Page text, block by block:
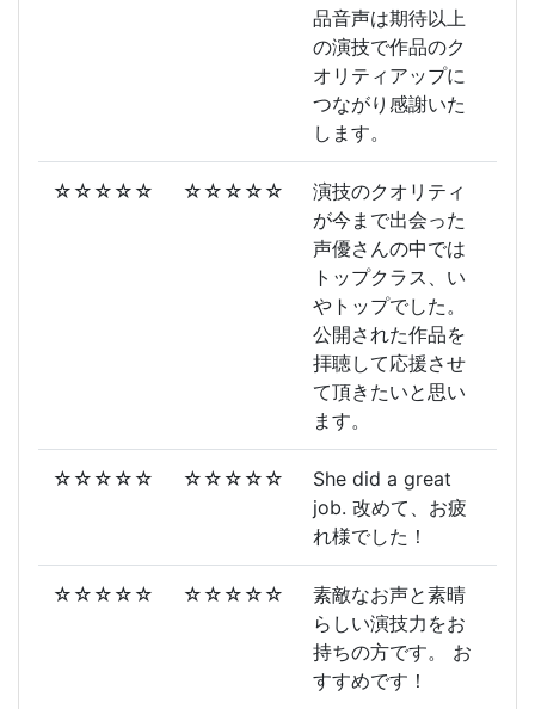
品音声は期待以上
の演技で作品のク
オリティアップに
つながり感謝いた
します。
☆☆☆☆☆ ☆☆☆☆☆
演技のクオリティ
が今まで出会った
声優さんの中では
トップクラス、い
やトップでした。
公開された作品を
拝聴して応援させ
て頂きたいと思い
ます。
☆☆☆☆☆ ☆☆☆☆☆
She did a great
job. 改めて、お疲
れ様でした！
☆☆☆☆☆ ☆☆☆☆☆
素敵なお声と素晴
らしい演技力をお
持ちの方です。 お
すすめです！